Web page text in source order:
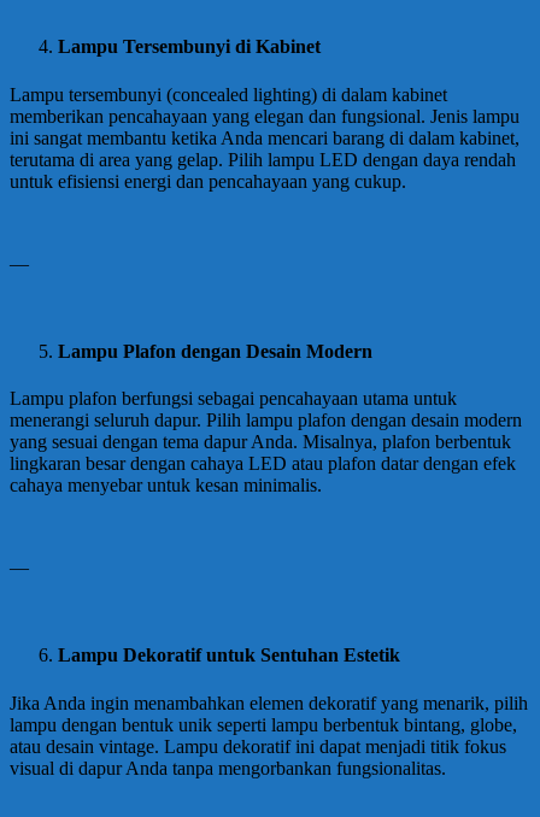
Lampu Tersembunyi di Kabinet
Lampu tersembunyi (concealed lighting) di dalam kabinet
memberikan pencahayaan yang elegan dan fungsional. Jenis lampu
ini sangat membantu ketika Anda mencari barang di dalam kabinet,
terutama di area yang gelap. Pilih lampu LED dengan daya rendah
untuk efisiensi energi dan pencahayaan yang cukup.
—
Lampu Plafon dengan Desain Modern
Lampu plafon berfungsi sebagai pencahayaan utama untuk
menerangi seluruh dapur. Pilih lampu plafon dengan desain modern
yang sesuai dengan tema dapur Anda. Misalnya, plafon berbentuk
lingkaran besar dengan cahaya LED atau plafon datar dengan efek
cahaya menyebar untuk kesan minimalis.
—
Lampu Dekoratif untuk Sentuhan Estetik
Jika Anda ingin menambahkan elemen dekoratif yang menarik, pilih
lampu dengan bentuk unik seperti lampu berbentuk bintang, globe,
atau desain vintage. Lampu dekoratif ini dapat menjadi titik fokus
visual di dapur Anda tanpa mengorbankan fungsionalitas.